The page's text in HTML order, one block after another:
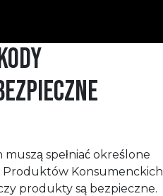
spełniać określone
Produktów Konsumenckich
produkty są bezpieczne.